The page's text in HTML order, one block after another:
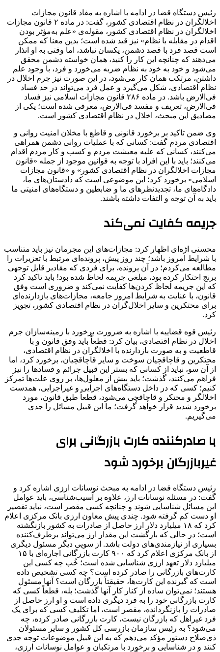
رئیس دستگاه قضا در ادامه با اشاره به مفاد قانون مجازات
اخلالگران در نظام اقتصادی کشور، گفت: در ماده ۲ قانون مجازات
اخلالگران در نظام اقتصادی کشور، مقوله‌ی «علم به‌مؤثر بودن
اقدام در مقابله با نظام» نیز قید شده است؛ بدین معنا که ممکن
است قصد فرد با قصد دشمن، یکسان نباشد، اما وقتی به او انذار
می‌دهند که چنانچه این کار را کنید، همان خواسته دشمن محقق
می‌شود و خود به خود به نظام ضربه می‌خورد و فرد، با وجود علم
داشتن، مرتکب همان کار می‌شود، در این صورت نیز جرم اخلال در
نظام اقتصادی، شکل می‌گیرد و عمل فرد می‌تواند در حد فساد
فی‌الارض باشد. در ماده ۲۸۶ قانون مجازات اسلامی نیز فساد
فی‌الارض، تعریف و مفسد فی‌الارض، معرفی شده است؛ یکی از
مصادیق این مبحث، اخلال در نظام اقتصادی کشور است.
وی ضمن تاکید بر برخورد قانونی و قاطع با مخلان امنیت روانی و
اقتصادی مردم گفت: کسانی که با عملیات روانی دشمن همراهی
می‌کنند، کسانی که علیه معیشت مردم و کسب و کار مردم اقدام
می‌کنند؛ باید با این افراد با توجه به قوانین موجود از جمله «قانون
مجازات اخلالگران در نظام اقتصادی کشور» و «قانون مجازات
اسلامی» برخورد کرد؛ این موضوعی است که دادستان‌های ما،
دادگاه‌های ما، تجدیدنظرهای ما و ضابطین و دستگاه‌های امنیتی ما
باید به آن توجه و التفات داشته باشند.
جریمه کفایت نمی‌کند
محسنی اژه‌ای اظهار کرد: مجازات‌های این مجرمان نیز باید متناسب
با شرایط امروز باشد؛ چند روز پیش، پرونده‌ای مرتبط با تعزیرات را
مطالعه می‌کردم؛ در آن پرونده، برای فردی که مقادیر قابل توجهی
برنج احتکار کرده بود، مبلغی جریمه لحاظ شده بود! باید تاکید کرد
که این جریمه لحاظ کردن‌ها کفایت نمی‌کند و ضروری است وفق
قانون، با عنایت به شرایط امروز جامعه، مجازات‌های بازدارنده‌‎ای
برای محتکرین و سایر اخلال‌گران در نظام اقتصادی کشور، تجویز
کرد.
رئیس قوه قضاییه با اشاره به ضرورت برخورد با زمینه‌سازان جرم
اخلال در نظام اقتصادی، بیان کرد: قطعاً باید وفق قانون و با
قاطعیت و به صورت بازدارنده با اخلالگران در نظام اقتصادی،
محتکرین و قاچاقچیان سوخت و سایر قاچاقچیان، برخورد کرد، اما
از آن سو، نباید از کسانی که بستر این قبیل جرائم و فسادها را نیز
فراهم می‌کنند، گذشت؛ باید بیش از معلول‌ها، بر روی علت‌ها تمرکز
کنیم؛ کسی که در داخل دستگاه‌های اجرایی و غیراجرایی، همدست
اخلالگر و محتکر و قاچاقچی می‌شود، قطعاً طبق قانون، مورد
برخورد شدید قرار خواهد گرفت؛ ما این قبیل مسائل را جدی
می‌گیریم.
با صادرکننده کارت بازرگانی برای
غیربازرگان برخورد شود
رئیس دستگاه قضا در ادامه به مبحث نوسانات ارزی اشاره کرد و
گفت: در مسئله نوسانات ارز، علاوه بر آسیب‌شناسی، باید عوامل
این مسائل شناسایی شوند و چنانچه کسی مقصر است، نباید تقصیر
او دست کم گرفته شود. چندی پیش معاون ارزی بانک مرکزی اعلام
کرد که ۱۸ میلیارد دلار ارز حاصل از صادرات به کشور بازنگشته
است؛ در حالی که بازگشت این مقدار ارز می‌تواند برطرف‌کننده
بسیاری از نیازمندی‌های دولت باشد. از سویی دیگر مسئول دیگری
از بانک مرکزی اعلام کرد که ۹۰۰ کارت بازرگانی اجاره‌ای با ۱۵
میلیارد دلار تعهد ارزی شناسایی شده است؛ خُب چه کسی این
کارت‌های بازرگانی را صادر کرده است؟ چه کسی تشخیص داده
است که گیرنده این کارت‌ها، حقیقتاً بازرگان است؟ آنها مسئول
هستند؛ نمی‌توان ساده از کنار کار آنها گذشت؛ بله، قطعاً کسی که
کارت بازرگانی خود را به فرد دیگری داده است و او ارز حاصل از
صادرات را بازنگردانده، مقصر است، اما تکلیف کسی که برای یک
فرد غیراهل که بازرگان نیست، کارت بازرگانی صادر کرده، چه
می‌شود؟ به رئیس سازمان بازرسی کل کشور و سایر مسئولان
ذی‌صلاح دستور مؤکد می‌دهم که به این قبیل موضوعات توجه جدی
کنند و در شناسایی و برخورد با مرتکبان و عوامل نوسانات ارزی،